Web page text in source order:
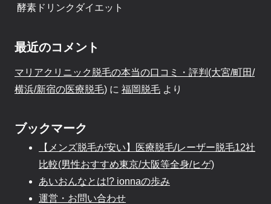
酵素ドリンクダイエット
最近のコメント
マリアクリニック脱毛の本当の口コミ・評判(大宮/町田/
横浜/新宿の医療脱毛) に 福岡脱毛 より
ブックマーク
【メンズ脱毛が安い】医療脱毛/レーザー脱毛12社
比較(男性おすすめ東京/大阪等全身/ヒゲ)
あいおんなとは!? ionnaの歩み
運営・お問い合わせ